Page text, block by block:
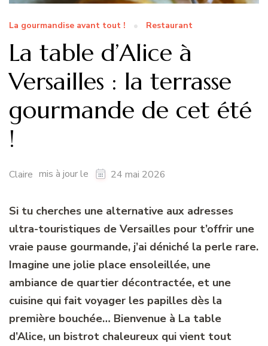
La gourmandise avant tout ! Restaurant
La table d’Alice à
Versailles : la terrasse
gourmande de cet été
!
Claire mis à jour le 24 mai 2026
Si tu cherches une alternative aux adresses
ultra-touristiques de Versailles pour t’offrir une
vraie pause gourmande, j’ai déniché la perle rare.
Imagine une jolie place ensoleillée, une
ambiance de quartier décontractée, et une
cuisine qui fait voyager les papilles dès la
première bouchée… Bienvenue à La table
d’Alice, un bistrot chaleureux qui vient tout